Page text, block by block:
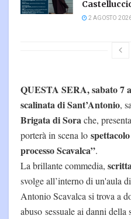
2 AGOSTO
QUESTA SERA, sabato 7
scalinata di Sant’Antonio,
Brigata di Sorache,
porterà in scena lo
processo Scavalca”.
La brillante commedia,
svolge all’interno di un'aula
Antonio Scavalca si trova a
abuso sessuale ai danni